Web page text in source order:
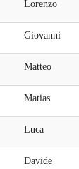
Lorenzo
Giovanni
Matteo
Matias
Luca
Davide